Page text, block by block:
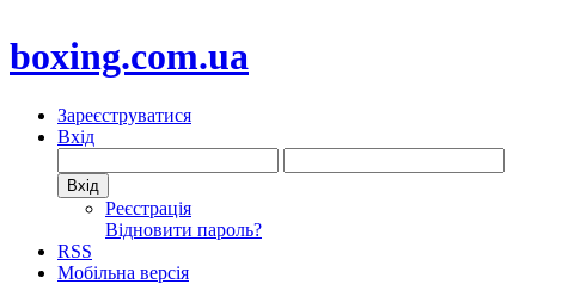
boxing.com.ua
Зареєструватися
Вхід
Реєстрація
Відновити пароль?
RSS
Мобільна версія